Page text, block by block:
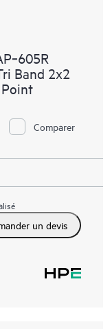
Band 2x2
Point
Comparer
un devis